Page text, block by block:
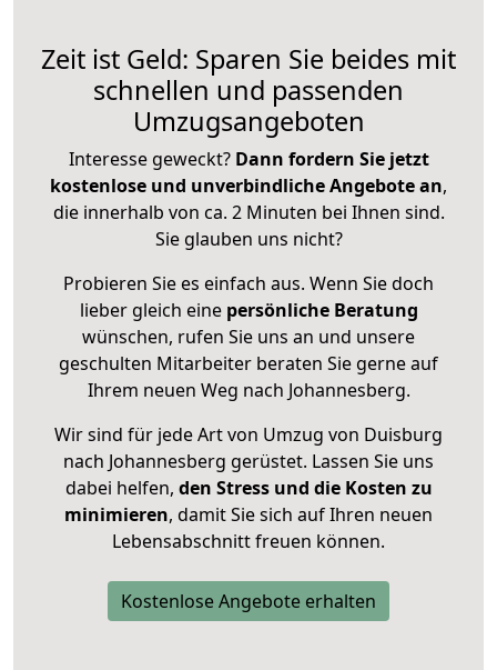
Zeit ist Geld: Sparen Sie beides mit
schnellen und passenden
Umzugsangeboten
Interesse geweckt? Dann fordern Sie jetzt
kostenlose und unverbindliche Angebote an,
die innerhalb von ca. 2 Minuten bei Ihnen sind.
Sie glauben uns nicht?
Probieren Sie es einfach aus. Wenn Sie doch
lieber gleich eine persönliche Beratung
wünschen, rufen Sie uns an und unsere
geschulten Mitarbeiter beraten Sie gerne auf
Ihrem neuen Weg nach Johannesberg.
Wir sind für jede Art von Umzug von Duisburg
nach Johannesberg gerüstet. Lassen Sie uns
dabei helfen, den Stress und die Kosten zu
minimieren, damit Sie sich auf Ihren neuen
Lebensabschnitt freuen können.
Kostenlose Angebote erhalten